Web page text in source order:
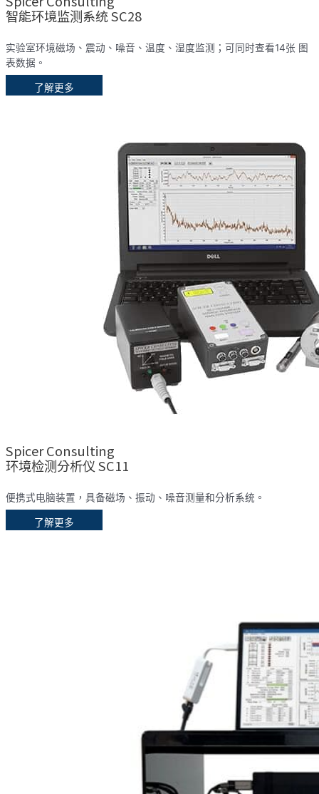
智能环境监测系统 SC28
实验室环境磁场、震动、噪音、温度、湿度监测；可同时查看14张 图
表数据。
了解更多
Spicer Consulting
环境检测分析仪 SC11
便携式电脑装置，具备磁场、振动、噪音测量和分析系统。
了解更多